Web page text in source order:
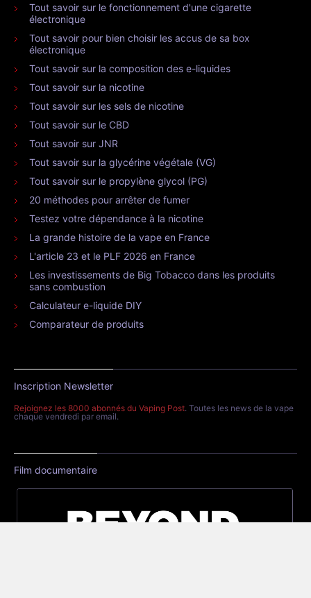
Tout savoir sur le fonctionnement d'une cigarette
électronique
Tout savoir pour bien choisir les accus de sa box
électronique
Tout savoir sur la composition des e-liquides
Tout savoir sur la nicotine
Tout savoir sur les sels de nicotine
Tout savoir sur le CBD
Tout savoir sur JNR
Tout savoir sur la glycérine végétale (VG)
Tout savoir sur le propylène glycol (PG)
20 méthodes pour arrêter de fumer
Testez votre dépendance à la nicotine
La grande histoire de la vape en France
L'article 23 et le PLF 2026 en France
Les investissements de Big Tobacco dans les produits
sans combustion
Calculateur e-liquide DIY
Comparateur de produits
Inscription Newsletter
Rejoignez les 8000 abonnés du Vaping Post. Toutes les news de la vape
chaque vendredi par email.
Film documentaire